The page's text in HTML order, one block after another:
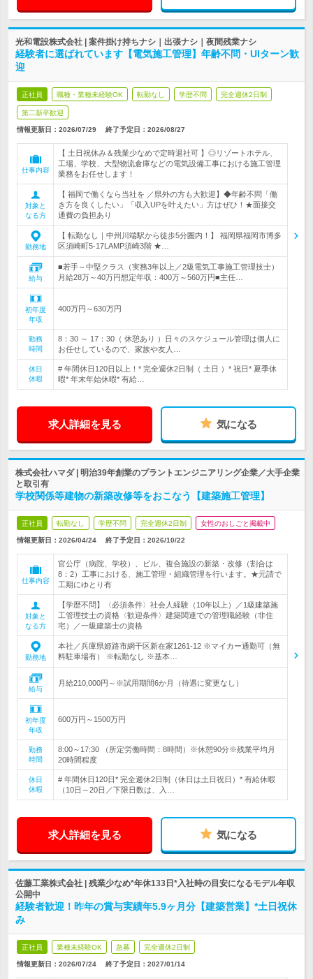
光和電設株式会社 | 案件掛け持ちナシ｜出張ナシ｜夜間残業ナシ
経験者に選ばれています【電気施工管理】年齢不問・UIターン歓
迎
正社員 職種・業種未経験OK 転勤なし 学歴不問 完全週休2日制
第二新卒歓迎
情報更新日：2026/07/29 終了予定日： 2026/08/27
仕事内容
【 土日祝休み＆残業少なめで定時退社可 】◎リゾートホテル、
工場、学校、大型物流倉庫などの電気設備工事における施工管理
業務をお任せします！
対象と
なる方
【 福岡で働くなら当社を ／県外の方も大歓迎】◆年齢不問「働
き方を良くしたい」「収入UPを叶えたい」方はぜひ！★面接交
通費の負担あり
勤務地
【 転勤なし｜中州川端駅から徒歩5分圏内！】 福岡県福岡市博多
区須崎町5-17LAMP須崎3階 ★…
給与
■若手～中堅クラス（実務3年以上／2級電気工事施工管理技士）
月給28万～40万円想定年収：400万～560万円■主任…
初年度
年収
400万円～630万円
勤務
時間
8：30 ～ 17：30（ 休憩あり ）日々のスケジュール管理は個人に
お任せしているので、家族や友人…
休日
休暇
# 年間休日120日以上！* 完全週休2日制（ 土日 ）* 祝日* 夏季休
暇* 年末年始休暇* 有給…
求人詳細を見る 気になる
株式会社ハマダ | 明治39年創業のプラントエンジニアリング企業／大手企業
と取引有
学校関係等建物の新築改修等をおこなう【建築施工管理】
正社員 転勤なし 学歴不問 完全週休2日制 女性のおしごと掲載中
情報更新日：2026/04/24 終了予定日： 2026/10/22
仕事内容
官公庁（病院、学校）、ビル、複合施設の新築・改修（割合は
8：2）工事における、施工管理・組織管理を行います。★元請で
工期にゆとり有
対象と
なる方
【学歴不問】〈必須条件〉社会人経験（10年以上）／1級建築施
工管理技士の資格〈歓迎条件〉建築関連での管理職経験（非住
宅）／一級建築士の資格
勤務地
本社／兵庫県姫路市網干区新在家1261-12 ※マイカー通勤可（無
料駐車場有） ※転勤なし ※基本…
給与
月給210,000円～※試用期間6か月（待遇に変更なし）
初年度
年収
600万円～1500万円
勤務
時間
8:00～17:30 （所定労働時間：8時間）※休憩90分※残業平均月
20時間程度
休日
休暇
# 年間休日120日* 完全週休2日制（休日は土日祝日）* 有給休暇
（10日～20日／下限日数は、入…
求人詳細を見る 気になる
佐藤工業株式会社 | 残業少なめ*年休133日*入社時の目安になるモデル年収
公開中
経験者歓迎！昨年の賞与実績年5.9ヶ月分【建築営業】*土日祝休
み
正社員 業種未経験OK 急募 完全週休2日制
情報更新日：2026/07/24 終了予定日： 2027/01/14